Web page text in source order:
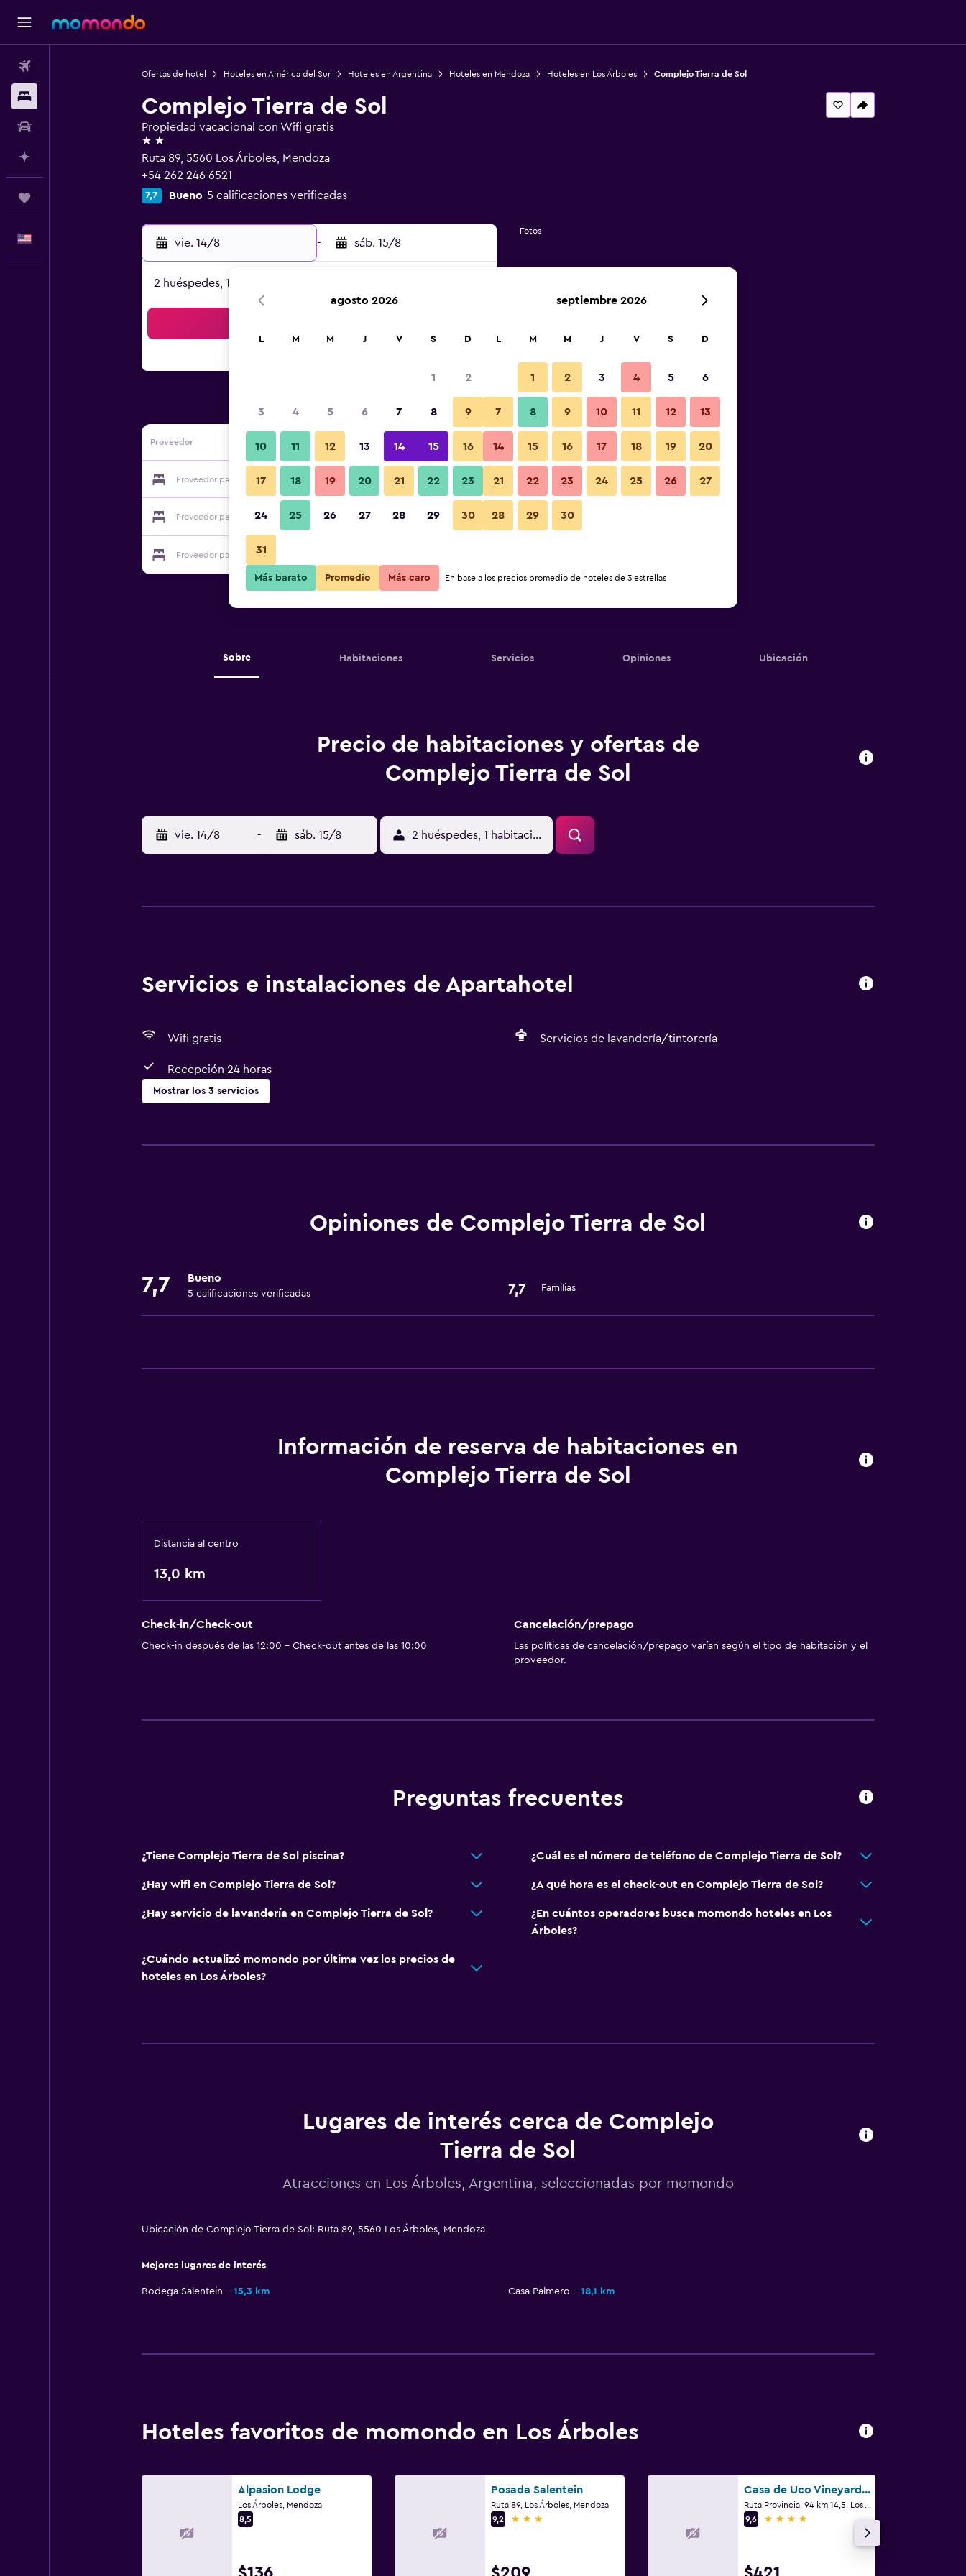
Ofertas de hotel Hoteles en América del Sur Hoteles en Argentina Hoteles en Mendoza Hoteles en Los Árboles Complejo Tierra de Sol
Complejo Tierra de Sol
Propiedad vacacional con Wifi gratis
2 estrellas
Ruta 89, 5560 Los Árboles, Mendoza
+54 262 246 6521
7,7 Bueno 5 calificaciones verificadas
vie. 14/8 - sáb. 15/8
2 huéspedes, 1 habitación
Proveedor
Proveedor para Complejo Tierra de Sol Ver precios
Proveedor para Complejo Tierra de Sol Ver precios
Proveedor para Complejo Tierra de Sol
Fotos
Sobre Habitaciones Servicios Opiniones Ubicación
Precio de habitaciones y ofertas de
Complejo Tierra de Sol
vie. 14/8 - sáb. 15/8 2 huéspedes, 1 habitación
Servicios e instalaciones de Apartahotel
Wifi gratis Servicios de lavandería/tintorería
Recepción 24 horas
Mostrar los 3 servicios
Servicios de lavandería/tintorería
Recepción 24 horas
Opiniones de Complejo Tierra de Sol
7,7 Bueno
5 calificaciones verificadas 7,7 Familias
Información de reserva de habitaciones en
Complejo Tierra de Sol
Distancia al centro
13,0 km
Check-in/Check-out
Check-in después de las 12:00 - Check-out antes de las 10:00
Cancelación/prepago
Las políticas de cancelación/prepago varían según el tipo de habitación y el
proveedor.
Preguntas frecuentes
¿Tiene Complejo Tierra de Sol piscina? ¿Cuál es el número de teléfono de Complejo Tierra de Sol?
¿Hay wifi en Complejo Tierra de Sol? ¿A qué hora es el check-out en Complejo Tierra de Sol?
¿Hay servicio de lavandería en Complejo Tierra de Sol?
¿En cuántos operadores busca momondo hoteles en Los
Árboles?
¿Cuándo actualizó momondo por última vez los precios de
hoteles en Los Árboles?
Lugares de interés cerca de Complejo
Tierra de Sol
Atracciones en Los Árboles, Argentina, seleccionadas por momondo
Ubicación de Complejo Tierra de Sol: Ruta 89, 5560 Los Árboles, Mendoza
Mejores lugares de interés
Bodega Salentein 15,3 km Casa Palmero 18,1 km
Hoteles favoritos de momondo en Los Árboles
Alpasion Lodge
Los Árboles, Mendoza
8,5
Posada Salentein
Ruta 89, Los Árboles, Mendoza
9,2
3 estrellas
Casa de Uco Vineyards and Wine Resort
9,6
4 estrellas
agosto 2026
L M M J V S D
1 2
3 4 5 6 7 8 9
10 11 12 13 14 15 16
17 18 19 20 21 22 23
24 25 26 27 28 29 30
31
septiembre 2026
L M M J V S D
1 2 3 4 5 6
7 8 9 10 11 12 13
14 15 16 17 18 19 20
21 22 23 24 25 26 27
28 29 30
Más barato Promedio Más caro En base a los precios promedio de hoteles de 3 estrellas